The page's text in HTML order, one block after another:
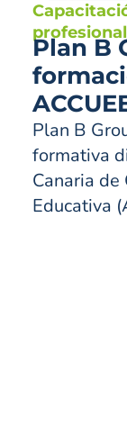
Plan B
Plan B
formativa
Canaria
Educativa